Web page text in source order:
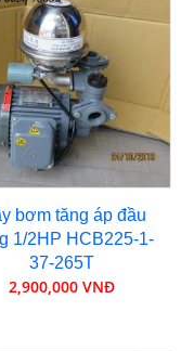
bơm tăng áp đầu
1/2HP HCB225-1-
37-265T
2,900,000 VNĐ